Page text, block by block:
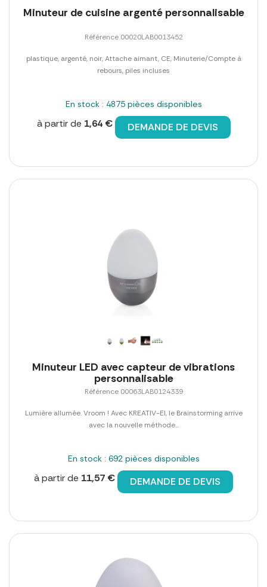
Minuteur de cuisine argenté personnalisable
Référence 00020LAB0013452
plastique, argenté, noir, Attache aimant, CE, Minuterie/Compte à
rebours, piles incluses
En stock : 4875 pièces disponibles
à partir de 1,64 € DEMANDE DE DEVIS
Minuteur LED avec capteur de vibrations
personnalisable
Référence 00063LAB0124339
Lumière allumée. Vroom ! Avec KREATIV-EI, le Brainstorming arrive
avec la nouvelle méthode...
En stock : 692 pièces disponibles
à partir de 11,57 € DEMANDE DE DEVIS